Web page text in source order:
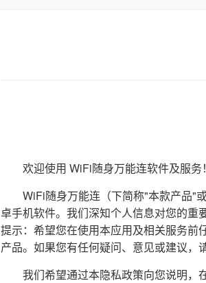
欢迎使用 WiFi随身万能连软件及服务！
WiFi随身万能连（下简称"本款产品"
卓手机软件。我们深知个人信息对您的重
提示：希望您在使用本应用及相关服务前
产品。如果您有任何疑问、意见或建议
我们希望通过本隐私政策向您说明，